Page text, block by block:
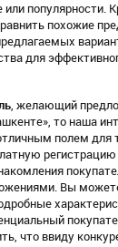
или популярности.
похожие
для
, желающий
то наша
полем для
Вы
что ввиду